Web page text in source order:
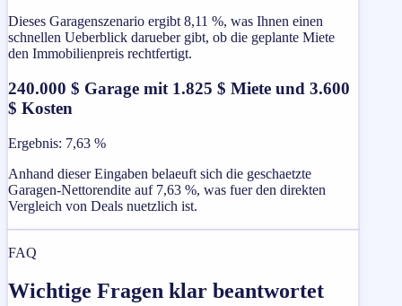
Dieses Garagenszenario ergibt 8,11 %, was Ihnen einen
schnellen Ueberblick darueber gibt, ob die geplante Miete
den Immobilienpreis rechtfertigt.
240.000 $ Garage mit 1.825 $ Miete und 3.600
$ Kosten
Ergebnis: 7,63 %
Anhand dieser Eingaben belaeuft sich die geschaetzte
Garagen-Nettorendite auf 7,63 %, was fuer den direkten
Vergleich von Deals nuetzlich ist.
FAQ
Wichtige Fragen klar beantwortet